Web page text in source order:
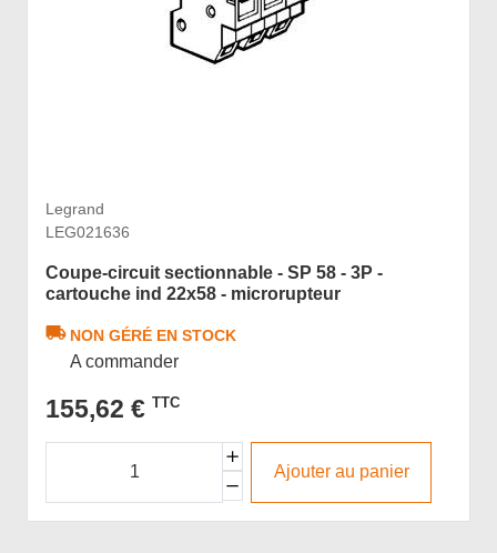
Legrand
LEG021636
Coupe-circuit sectionnable - SP 58 - 3P -
cartouche ind 22x58 - microrupteur
NON GÉRÉ EN STOCK
A commander
155,62 € TTC
Ajouter au panier